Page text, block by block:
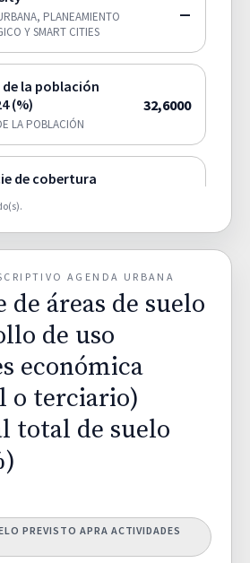
PLANEAMIENTO
Y SMART CITIES
—
la población
(%)
LA POBLACIÓN
32,6000
de cobertura
Y DIVERSIDAD DE
de cultivos por
(%).
Y DIVERSIDAD DE
0,8000
de zonas humedas
(%).
Y DIVERSIDAD DE
0,0000
de zona forestal y
por municipio (%).
Y DIVERSIDAD DE
27,7000
AGENDA URBANA
de áreas de suelo
de uso
económica
o terciario)
total de suelo
PREVISTO APRA ACTIVIDADES